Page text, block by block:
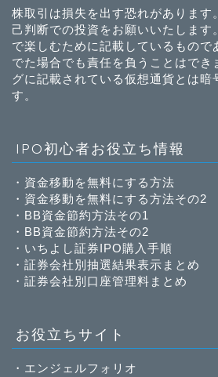
株取引は損失を出す恐れがあります
己判断での投資をお願いいたします
で楽しむために記載しているもので
でた場合でも責任を負うことはでき
グに記載されている仮想通貨とは暗
す。
IPO初心者お役立ち情報
・ 資金移動を無料にする方法
・ 資金移動を無料にする方法その2
・ BB資金節約方法その1
・ BB資金節約方法その2
・ いちよし証券IPO購入手順
・ 証券会社別抽選結果表示まとめ
・ 証券会社別口座管理料まとめ
お役立ちサイト
・ エンジェルフォリオ